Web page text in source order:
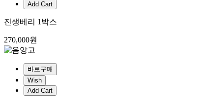
Add Cart
진생베리 1박스
270,000원
바로구매
Wish
Add Cart